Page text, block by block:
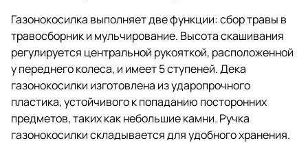
Газонокосилка выполняет две функции: сбор травы в
травосборник и мульчирование. Высота скашивания
регулируется центральной рукояткой, расположенной
у переднего колеса, и имеет 5 ступеней. Дека
газонокосилки изготовлена из ударопрочного
пластика, устойчивого к попаданию посторонних
предметов, таких как небольшие камни. Ручка
газонокосилки складывается для удобного хранения.